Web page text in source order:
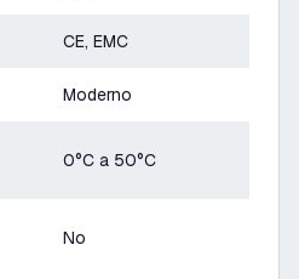
CE, EMC
Moderno
0°C a 50°C
No